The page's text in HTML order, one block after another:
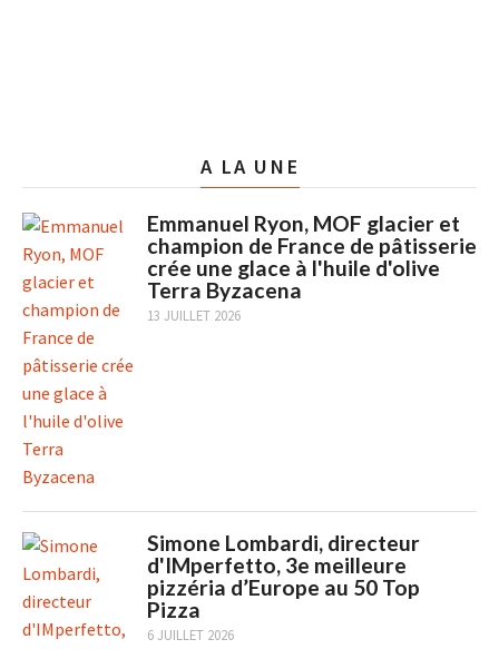
A LA UNE
Emmanuel Ryon, MOF glacier et
champion de France de pâtisserie
crée une glace à l'huile d'olive
Terra Byzacena
13 JUILLET 2026
Simone Lombardi, directeur
d'IMperfetto, 3e meilleure
pizzéria d’Europe au 50 Top
Pizza
6 JUILLET 2026